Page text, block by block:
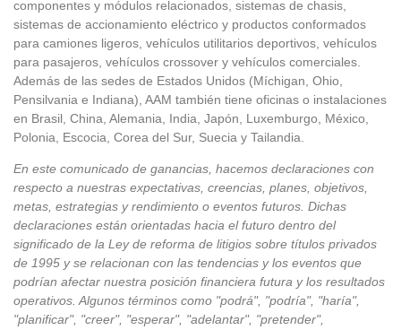
componentes y módulos relacionados, sistemas de chasis,
sistemas de accionamiento eléctrico y productos conformados
para camiones ligeros, vehículos utilitarios deportivos, vehículos
para pasajeros, vehículos crossover y vehículos comerciales.
Además de las sedes de Estados Unidos (Míchigan, Ohio,
Pensilvania e Indiana), AAM también tiene oficinas o instalaciones
en Brasil, China, Alemania, India, Japón, Luxemburgo, México,
Polonia, Escocia, Corea del Sur, Suecia y Tailandia.
En este comunicado de ganancias, hacemos declaraciones con
respecto a nuestras expectativas, creencias, planes, objetivos,
metas, estrategias y rendimiento o eventos futuros. Dichas
declaraciones están orientadas hacia el futuro dentro del
significado de la Ley de reforma de litigios sobre títulos privados
de 1995 y se relacionan con las tendencias y los eventos que
podrían afectar nuestra posición financiera futura y los resultados
operativos. Algunos términos como "podrá", "podría", "haría",
"planificar", "creer", "esperar", "adelantar", "pretender",